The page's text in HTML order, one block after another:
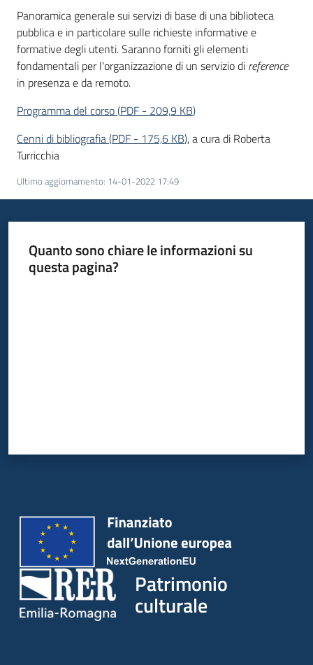
Panoramica generale sui servizi di base di una biblioteca
pubblica e in particolare sulle richieste informative e
formative degli utenti. Saranno forniti gli elementi
fondamentali per l'organizzazione di un servizio di reference
in presenza e da remoto.
Programma del corso(PDF - 209,9 KB)
Cenni di bibliografia(PDF - 175,6 KB), a cura di Roberta
Turricchia
Ultimo aggiornamento: 14-01-2022 17:49
Quanto sono chiare le informazioni su
questa pagina?
Patrimonio
culturale